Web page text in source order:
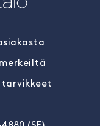
tarvikkeet